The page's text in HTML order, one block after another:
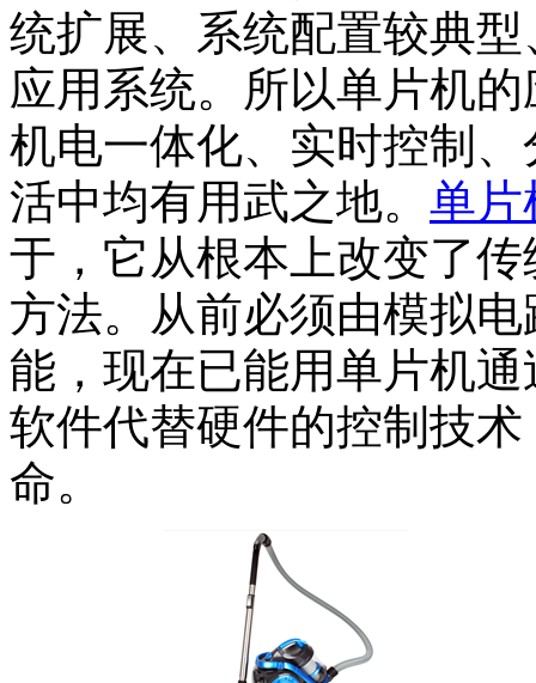
统扩展、系统配置较典
应用系统。所以单片机
机电一体化、实时控制
活中均有用武之地。 单片
于，它从根本上改变了
方法。从前必须由模拟
能，现在已能用单片机
软件代替硬件的控制技
命。